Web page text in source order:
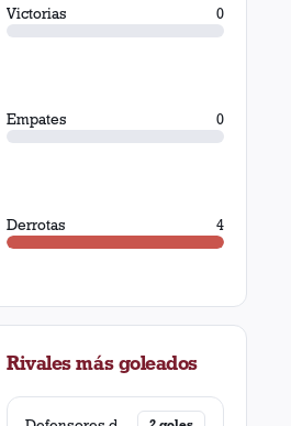
Victorias 0
Empates 0
Derrotas 4
Rivales más goleados